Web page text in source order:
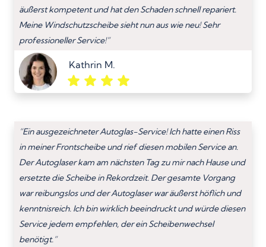
äußerst kompetent und hat den Schaden schnell repariert.
Meine Windschutzscheibe sieht nun aus wie neu! Sehr
professioneller Service!”
Kathrin M.
“Ein ausgezeichneter Autoglas-Service! Ich hatte einen Riss
in meiner Frontscheibe und rief diesen mobilen Service an.
Der Autoglaser kam am nächsten Tag zu mir nach Hause und
ersetzte die Scheibe in Rekordzeit. Der gesamte Vorgang
war reibungslos und der Autoglaser war äußerst höflich und
kenntnisreich. Ich bin wirklich beeindruckt und würde diesen
Service jedem empfehlen, der ein Scheibenwechsel
benötigt.”